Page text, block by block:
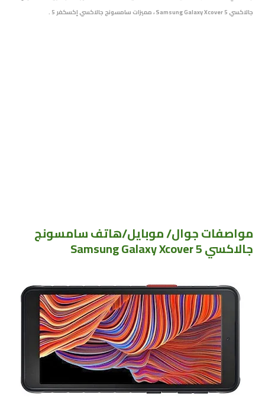
جالاكسي Samsung Galaxy Xcover 5 ، مميزات سامسونج جالاكسي إكسكفر 5 .
مواصفات جوال/ موبايل/هاتف سامسونج
جالاكسي Samsung Galaxy Xcover 5